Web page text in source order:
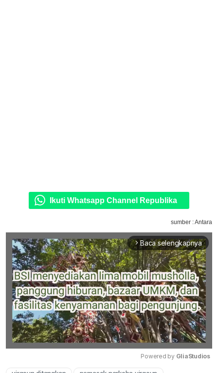
Ikuti Whatsapp Channel Republika
sumber : Antara
arrow_forward_ios Baca selengkapnya
Powered by GliaStudios